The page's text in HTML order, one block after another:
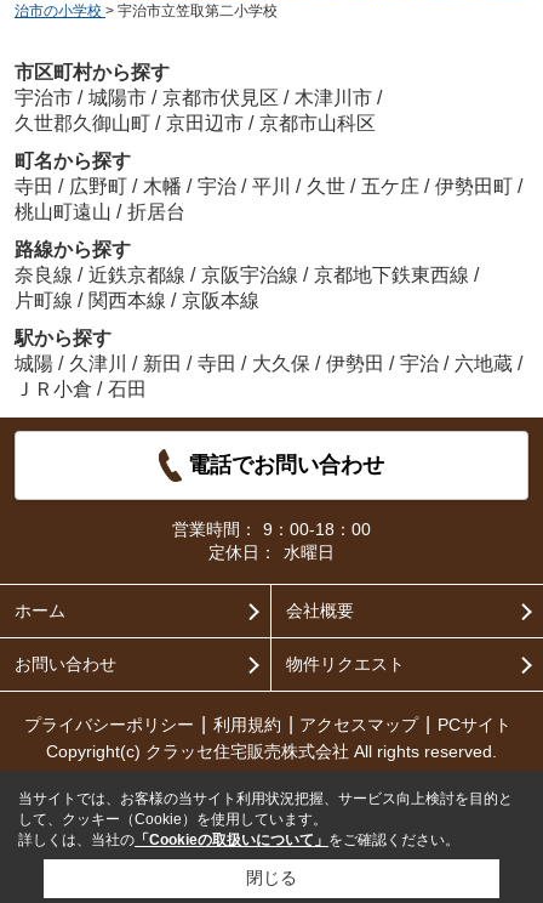
治市の小学校 > 宇治市立笠取第二小学校
市区町村から探す
宇治市 / 城陽市 / 京都市伏見区 / 木津川市 /
久世郡久御山町 / 京田辺市 / 京都市山科区
町名から探す
寺田 / 広野町 / 木幡 / 宇治 / 平川 / 久世 / 五ケ庄 / 伊勢田町 /
桃山町遠山 / 折居台
路線から探す
奈良線 / 近鉄京都線 / 京阪宇治線 / 京都地下鉄東西線 /
片町線 / 関西本線 / 京阪本線
駅から探す
城陽 / 久津川 / 新田 / 寺田 / 大久保 / 伊勢田 / 宇治 / 六地蔵 /
ＪＲ小倉 / 石田
電話でお問い合わせ
営業時間：
9：00-18：00
定休日：
水曜日
ホーム 会社概要
お問い合わせ 物件リクエスト
プライバシーポリシー 利用規約 アクセスマップ
PCサイト
Copyright(c) クラッセ住宅販売株式会社 All rights reserved.
当サイトでは、お客様の当サイト利用状況把握、サービス向上検討を目的と
して、クッキー（Cookie）を使用しています。
詳しくは、当社の 「Cookieの取扱いについて」 をご確認ください。
閉じる